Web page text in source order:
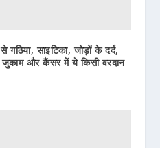
साइटिका, जोड़ों के दर्द,
जुकाम और कैंसर में ये किसी वरदान